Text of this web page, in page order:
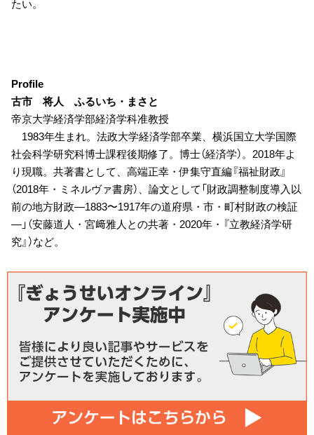
たい。
Profile
古市 将人 ふるいち・まさと
帝京大学経済学部経済学科准教授
1983年生まれ。法政大学経済学部卒業、横浜国立大学国際
社会科学研究科博士課程後期修了。博士（経済学）。2018年よ
り現職。共著書として、高端正幸・伊集守直編『福祉財政』
（2018年・ミネルヴァ書房）、論文として「財政調整制度導入以
前の地方財政―1883〜1917年の道府県・市・町村財政の検証
―」（安藤道人・宮﨑雅人との共著・2020年・『立教経済学研
究』）など。